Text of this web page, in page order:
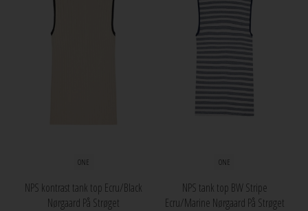
ONE
NPS kontrast tank top Ecru/Black
Nørgaard På Strøget
ONE
NPS tank top BW Stripe
Ecru/Marine Nørgaard På Strøget